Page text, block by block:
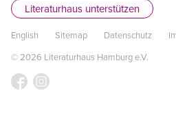
Literaturhaus unterstützen
English Sitemap Datenschutz
© 2026 Literaturhaus Hamburg e.V.